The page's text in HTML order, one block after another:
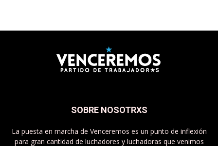
SOBRE NOSOTRXS
La puesta en marcha de Venceremos es un punto de inflexión
para gran cantidad de luchadores y luchadoras que venimos